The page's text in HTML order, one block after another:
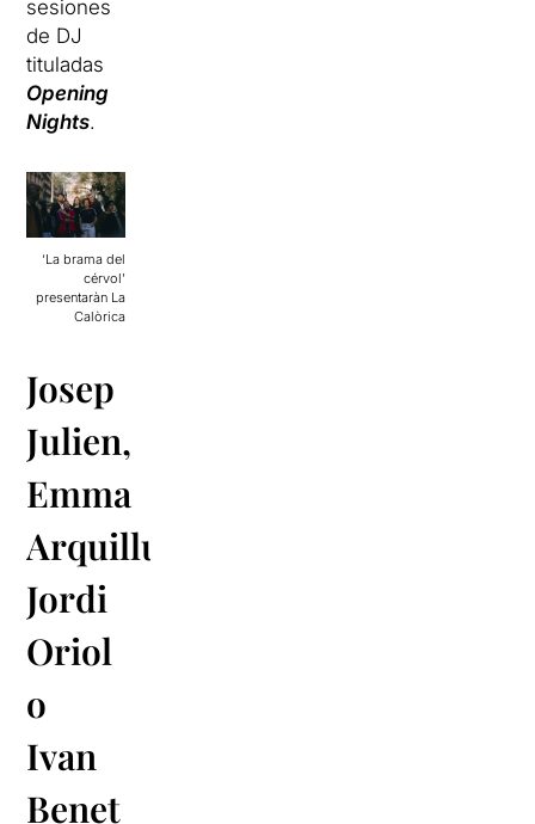
sesiones
de DJ
tituladas
Opening
Nights.
‘La brama del
cérvol’
presentaràn La
Calòrica
Josep
Julien,
Emma
Arquillué,
Jordi
Oriol
o
Ivan
Benet